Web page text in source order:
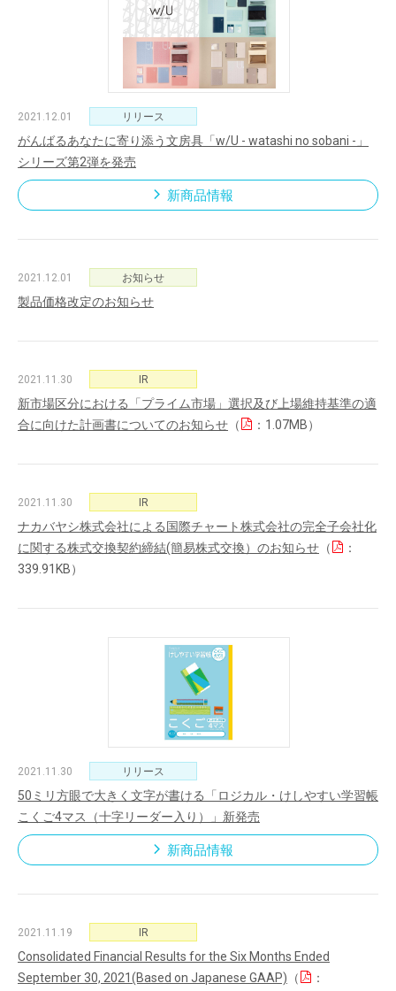
2021.12.01 リリース
がんばるあなたに寄り添う文房具「w/U - watashi no sobani -」
シリーズ第2弾を発売
新商品情報
2021.12.01 お知らせ
製品価格改定のお知らせ
2021.11.30 IR
新市場区分における「プライム市場」選択及び上場維持基準の適
合に向けた計画書についてのお知らせ （ ：1.07MB）
2021.11.30 IR
ナカバヤシ株式会社による国際チャート株式会社の完全子会社化
に関する株式交換契約締結(簡易株式交換）のお知らせ （
：
339.91KB）
2021.11.30 リリース
50ミリ方眼で大きく文字が書ける「ロジカル・けしやすい学習帳
こくご4マス（十字リーダー入り）」新発売
新商品情報
2021.11.19 IR
Consolidated Financial Results for the Six Months Ended
September 30, 2021(Based on Japanese GAAP) （ ：